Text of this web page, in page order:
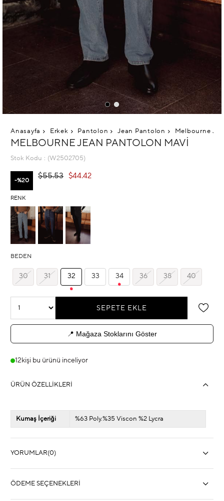
Anasayfa Erkek Pantolon Jean Pantolon Melbourne
MELBOURNE JEAN PANTOLON MAVI
Stok Kodu (W2502705)
20
$55.53 $44.42
RENK
BEDEN
30 31 32 33 34 36 38 40
📍 Mağaza Stoklarını Göster
12 kişi bu ürünü inceliyor
ÜRÜN ÖZELLIKLERI
Kumaş İçeriği %63 Poly.%35 Viscon %2 Lycra
YORUMLAR(0)
ÖDEME SEÇENEKLERI